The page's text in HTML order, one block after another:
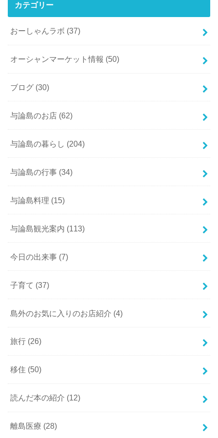
カテゴリー
おーしゃんラボ (37)
オーシャンマーケット情報 (50)
ブログ (30)
与論島のお店 (62)
与論島の暮らし (204)
与論島の行事 (34)
与論島料理 (15)
与論島観光案内 (113)
今日の出来事 (7)
子育て (37)
島外のお気に入りのお店紹介 (4)
旅行 (26)
移住 (50)
読んだ本の紹介 (12)
離島医療 (28)